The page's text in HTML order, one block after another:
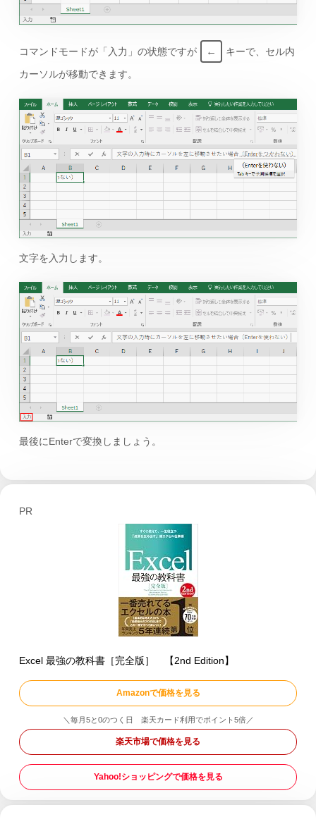
コマンドモードが「入力」の状態ですが ←
キーで、セル内
カーソルが移動できます。
文字を入力します。
最後にEnterで変換しましょう。
PR
Excel 最強の教科書［完全版］ 【2nd Edition】
Amazonで価格を見る
＼毎月5と0のつく日 楽天カード利用でポイント5倍／
楽天市場で価格を見る
Yahoo!ショッピングで価格を見る